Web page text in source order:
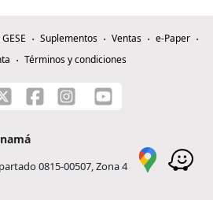
Suplementos Ventas
e-Paper
Términos y condiciones
0815-00507, Zona 4